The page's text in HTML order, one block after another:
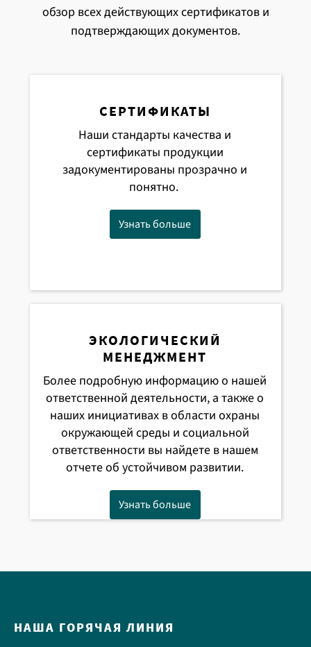
обзор всех действующих сертификатов и
подтверждающих документов.
СЕРТИФИКАТЫ
Наши стандарты качества и
сертификаты продукции
задокументированы прозрачно и
понятно.
Узнать больше
ЭКОЛОГИЧЕСКИЙ
МЕНЕДЖМЕНТ
Более подробную информацию о нашей
ответственной деятельности, а также о
наших инициативах в области охраны
окружающей среды и социальной
ответственности вы найдете в нашем
отчете об устойчивом развитии.
Узнать больше
НАША ГОРЯЧАЯ ЛИНИЯ